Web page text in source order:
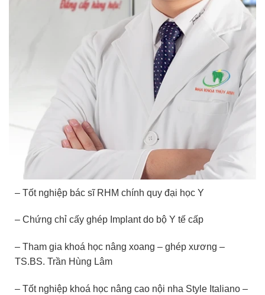
– Tốt nghiệp bác sĩ RHM chính quy đại học Y
– Chứng chỉ cấy ghép Implant do bộ Y tế cấp
– Tham gia khoá học nâng xoang – ghép xương –
TS.BS. Trần Hùng Lâm
– Tốt nghiệp khoá học nâng cao nội nha Style Italiano –